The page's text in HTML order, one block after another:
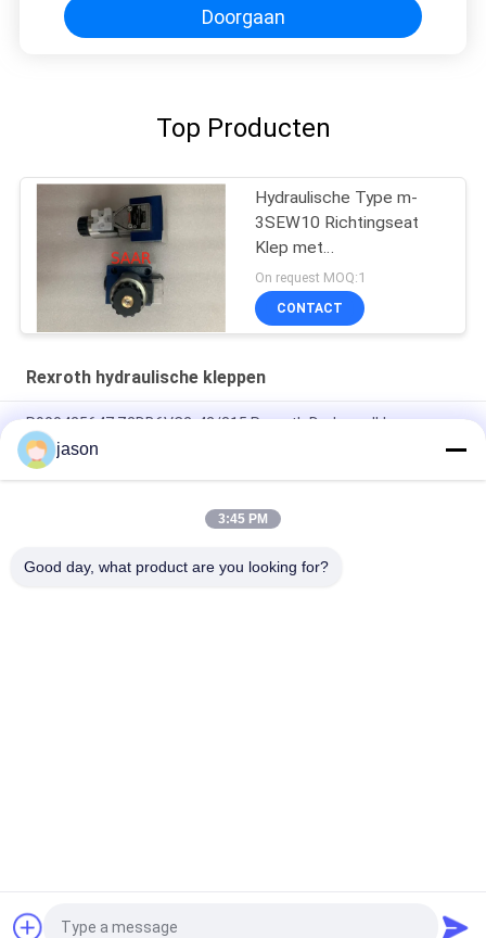
Doorgaan
Top Producten
Hydraulische Type m-
3SEW10 Richtingseat
Klep met
Solenoïdeaandrijving
On request MOQ:1
CONTACT
Rexroth hydraulische kleppen
R900425647 Z2DB6VC2-42/315 Rexroth Drukregelklep
R901493886 4WRPEH10C3B100L-3X/M/24A1 Rexroth
4WRPEH-3X Serie Proportioneel Klep
R901382312 4WRPEH6C3B12L-3X/M/24A1 Rexroth 4WRPEH-
jason
3:45 PM
Good day, what product are you looking for?